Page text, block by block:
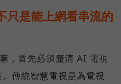
只是能上網看串流的
，首先必須釐清 AI 電視
傳統智慧電視是為電視